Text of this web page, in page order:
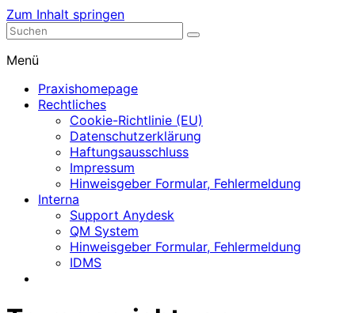
Zum Inhalt springen
Nephrologische Praxis mit Dialyse
Menü
Praxishomepage
Rechtliches
Cookie-Richtlinie (EU)
Datenschutzerklärung
Haftungsausschluss
Impressum
Hinweisgeber Formular, Fehlermeldung
Interna
Support Anydesk
QM System
Hinweisgeber Formular, Fehlermeldung
IDMS